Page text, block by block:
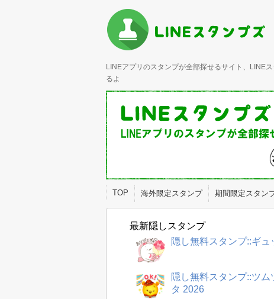
LINEアプリのスタンプが全部探せるサイト、LINE
るよ
TOP 海外限定スタンプ 期間限定スタン
最新隠しスタンプ
隠し無料スタンプ::ギュ
隠し無料スタンプ::ツム
タ 2026